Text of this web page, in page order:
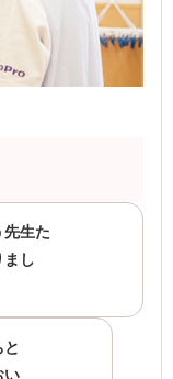
先生た
まし
い